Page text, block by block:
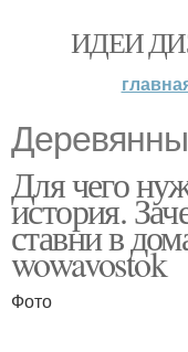
ИДЕИ
Для чего
история.
ставни в
wowavostok
Фото